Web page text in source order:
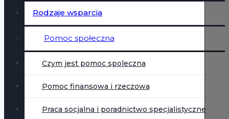
Rodzaje wsparcia
Pomoc społeczna
Czym jest pomoc spoleczna
Pomoc finansowa i rzeczowa
Praca socjalna i poradnictwo specjalistyczne